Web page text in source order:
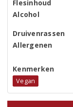
Flesinhoud
Alcohol
Druivenrassen
Allergenen
Kenmerken
Vegan